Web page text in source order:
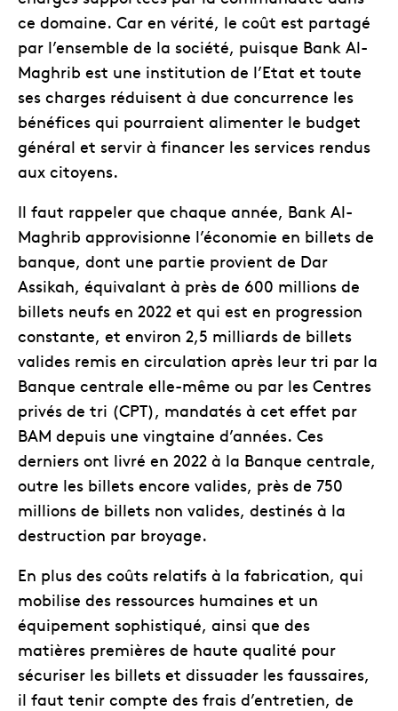
ce domaine. Car en vérité, le coût est partagé
par l’ensemble de la société, puisque Bank Al-
Maghrib est une institution de l’Etat et toute
ses charges réduisent à due concurrence les
bénéfices qui pourraient alimenter le budget
général et servir à financer les services rendus
aux citoyens.
Il faut rappeler que chaque année, Bank Al-
Maghrib approvisionne l’économie en billets de
banque, dont une partie provient de Dar
Assikah, équivalant à près de 600 millions de
billets neufs en 2022 et qui est en progression
constante, et environ 2,5 milliards de billets
valides remis en circulation après leur tri par la
Banque centrale elle-même ou par les Centres
privés de tri (CPT), mandatés à cet effet par
BAM depuis une vingtaine d’années. Ces
derniers ont livré en 2022 à la Banque centrale,
outre les billets encore valides, près de 750
millions de billets non valides, destinés à la
destruction par broyage.
En plus des coûts relatifs à la fabrication, qui
mobilise des ressources humaines et un
équipement sophistiqué, ainsi que des
matières premières de haute qualité pour
sécuriser les billets et dissuader les faussaires,
il faut tenir compte des frais d’entretien, de